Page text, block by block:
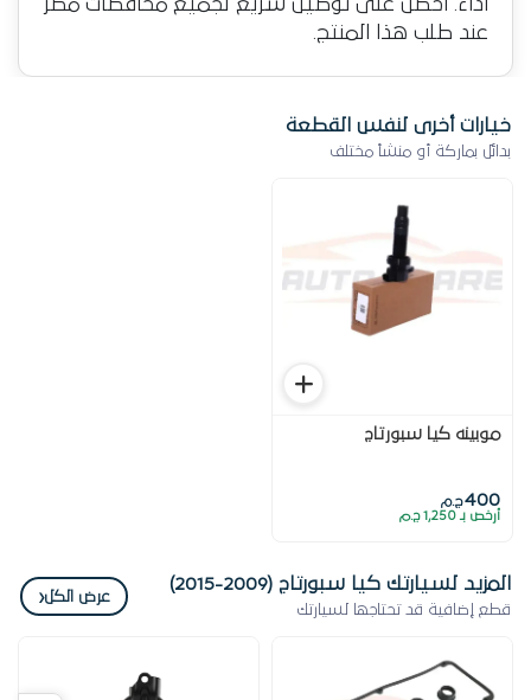
أداء. احصل على توصيل سريع لجميع محافظات مصر
عند طلب هذا المنتج.
خيارات أخرى لنفس القطعة
بدائل بماركة أو منشأ مختلف
موبينه كيا سبورتاج
400ج.م
أرخص بـ 1,250 ج.م
المزيد لسيارتك كيا سبورتاج (2009-2015)
قطع إضافية قد تحتاجها لسيارتك
عرض الكل‹